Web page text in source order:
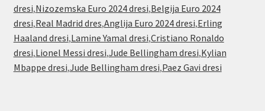
dresi,Nizozemska Euro 2024 dresi,Belgija Euro 2024
dresi,Real Madrid dres,Anglija Euro 2024 dresi,Erling
Haaland dresi,Lamine Yamal dresi,Cristiano Ronaldo
dresi,Lionel Messi dresi,Jude Bellingham dresi,Kylian
Mbappe dresi,Jude Bellingham dresi,Paez Gavi dresi